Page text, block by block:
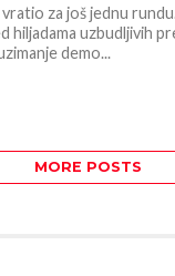
za još jednu
hiljadama uzbudljivih
demo...
MORE POSTS